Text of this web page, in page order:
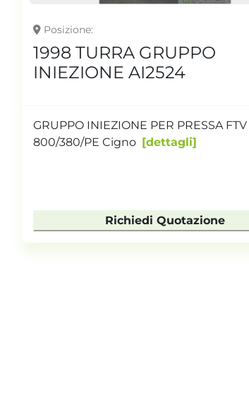
Posizione
1998 TURRA GRUPPO
INIEZIONE AI2524
GRUPPO INIEZIONE PER PRESSA FTV
800/380/PE Cigno
dettagli
Richiedi Quotazione